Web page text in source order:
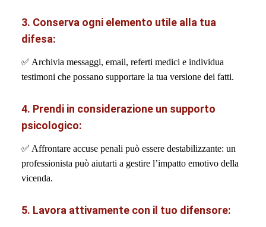
3. Conserva ogni elemento utile alla tua
difesa:
✅ Archivia messaggi, email, referti medici e individua
testimoni che possano supportare la tua versione dei fatti.
4. Prendi in considerazione un supporto
psicologico:
✅ Affrontare accuse penali può essere destabilizzante: un
professionista può aiutarti a gestire l’impatto emotivo della
vicenda.
5. Lavora attivamente con il tuo difensore: